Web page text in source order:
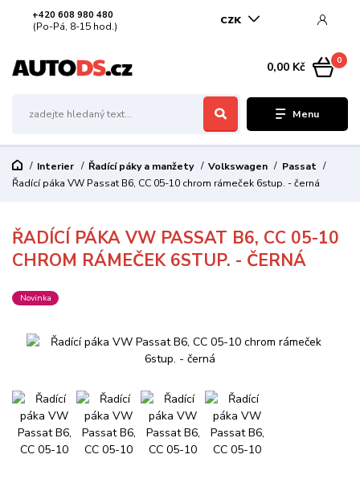
Menu
CZK
+420 608 980 480
(Po-Pá, 8-15 hod.)
0
0,00 Kč
Interier Řadící páky a manžety Volkswagen
Passat
Řadící páka VW Passat B6, CC 05-10 chrom rámeček 6stup. - černá
ŘADÍCÍ PÁKA VW PASSAT B6, CC 05-10
CHROM RÁMEČEK 6STUP. - ČERNÁ
Novinka